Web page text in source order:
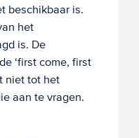
beschikbaar is.
het
is. De
‘first come, first
niet tot het
aan te vragen.